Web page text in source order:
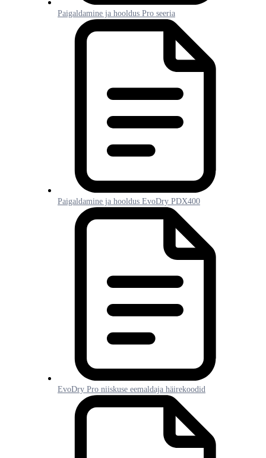
Paigaldamine ja hooldus Pro seeria
Paigaldamine ja hooldus EvoDry PDX400
EvoDry Pro niiskuse eemaldaja häirekoodid